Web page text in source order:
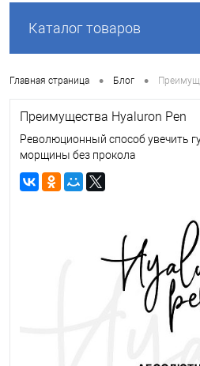
Каталог товаров
Главная страница • Блог •
Преимущества Hyaluron Pen
Революционный способ увечить
морщины без прокола